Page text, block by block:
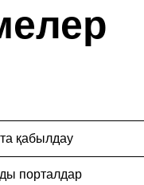
қабылдау
порталдар